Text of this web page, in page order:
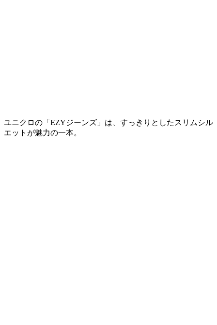
ユニクロの「EZYジーンズ」は、すっきりとしたスリムシル
エットが魅力の一本。